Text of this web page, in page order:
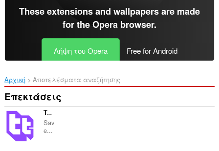
These extensions and wallpapers are made
for theOpera browser.
Λήψη του Opera Free for Android
Αρχική Αποτελέσματα αναζήτησης
Επεκτάσεις
Twitch Text Emotes - temotes
Sav
e...